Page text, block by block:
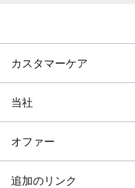
カスタマーケア
当社
オファー
追加のリンク